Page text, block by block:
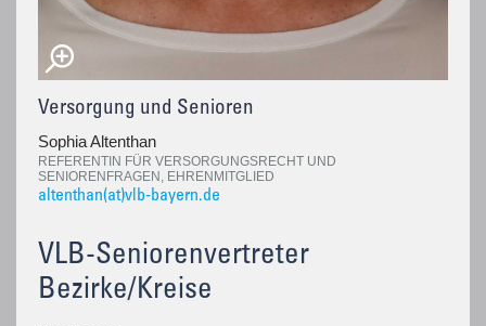
Versorgung und Senioren
Sophia Altenthan
REFERENTIN FÜR VERSORGUNGSRECHT UND
SENIORENFRAGEN, EHRENMITGLIED
altenthan(at)vlb-bayern.de
VLB-Seniorenvertreter
Bezirke/Kreise